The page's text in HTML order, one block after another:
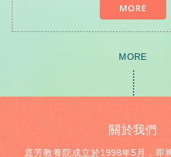
MORE
MORE
關於我們
庭芳教養院成立於1998年5月，即